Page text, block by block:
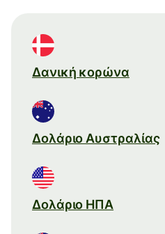
Δανική κορώνα
Δολάριο Αυστραλίας
Δολάριο ΗΠΑ